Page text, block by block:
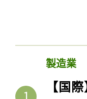
製造業
【国